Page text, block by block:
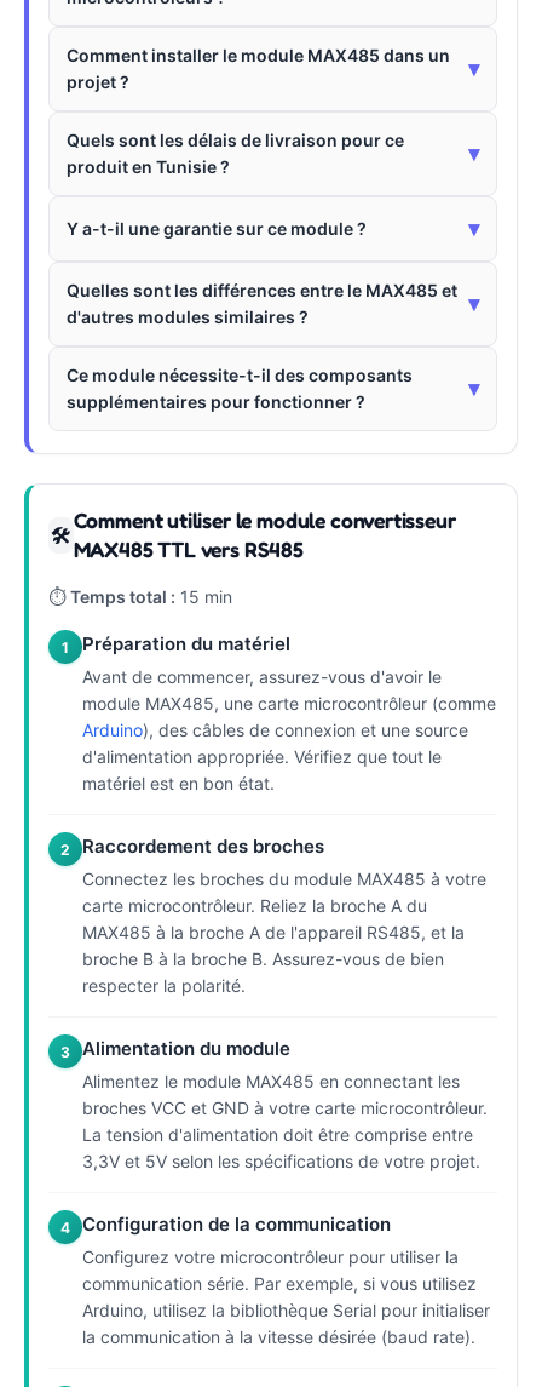
Comment installer le module MAX485 dans un
projet ?
▾
Quels sont les délais de livraison pour ce
produit en Tunisie ?
▾
Y a-t-il une garantie sur ce module ? ▾
Quelles sont les différences entre le MAX485 et
d'autres modules similaires ?
▾
Ce module nécessite-t-il des composants
supplémentaires pour fonctionner ?
▾
🛠
Comment utiliser le module convertisseur
MAX485 TTL vers RS485
⏱Temps total : 15 min
1 Préparation du matériel
Avant de commencer, assurez-vous d'avoir le
module MAX485, une carte microcontrôleur (comme
Arduino), des câbles de connexion et une source
d'alimentation appropriée. Vérifiez que tout le
matériel est en bon état.
2 Raccordement des broches
Connectez les broches du module MAX485 à votre
carte microcontrôleur. Reliez la broche A du
MAX485 à la broche A de l'appareil RS485, et la
broche B à la broche B. Assurez-vous de bien
respecter la polarité.
3 Alimentation du module
Alimentez le module MAX485 en connectant les
broches VCC et GND à votre carte microcontrôleur.
La tension d'alimentation doit être comprise entre
3,3V et 5V selon les spécifications de votre projet.
4 Configuration de la communication
Configurez votre microcontrôleur pour utiliser la
communication série. Par exemple, si vous utilisez
Arduino, utilisez la bibliothèque Serial pour initialiser
la communication à la vitesse désirée (baud rate).